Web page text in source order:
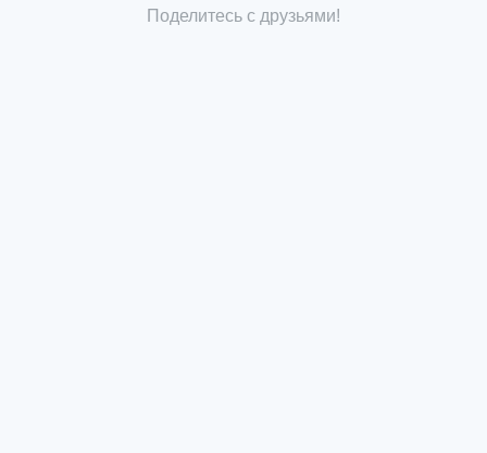
Поделитесь с друзьями!